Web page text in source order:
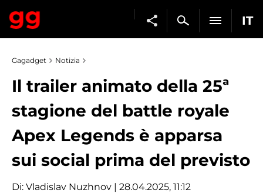
IT
Gagadget Notizia
Il trailer animato della 25ª
stagione del battle royale
Apex Legends è apparsa
sui social prima del previsto
Di: Vladislav Nuzhnov | 28.04.2025, 11:12